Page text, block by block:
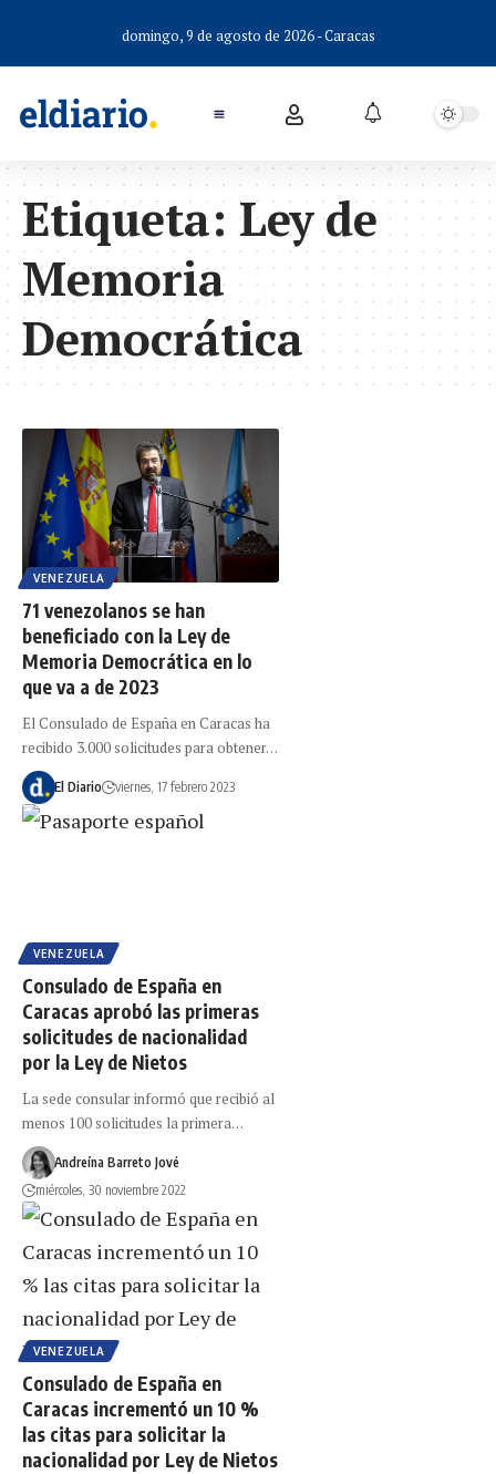
domingo, 9 de agosto de 2026 - Caracas
Etiqueta: Ley de
Memoria
Democrática
VENEZUELA
71 venezolanos se han
beneficiado con la Ley de
Memoria Democrática en lo
que va a de 2023
El Consulado de España en Caracas ha
recibido 3.000 solicitudes para obtener…
El Diario viernes, 17 febrero 2023
VENEZUELA
Consulado de España en
Caracas aprobó las primeras
solicitudes de nacionalidad
por la Ley de Nietos
La sede consular informó que recibió al
menos 100 solicitudes la primera…
Andreína Barreto Jové
miércoles, 30 noviembre 2022
VENEZUELA
Consulado de España en
Caracas incrementó un 10 %
las citas para solicitar la
nacionalidad por Ley de Nietos